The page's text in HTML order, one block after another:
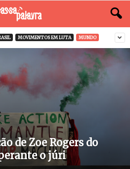
MOVIMENTOS EM LUTA MUNDO
de Zoe Rogers do
o júri